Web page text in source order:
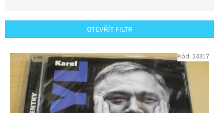
r
OTEVŘÍT FILTR
V
Kód: 24317